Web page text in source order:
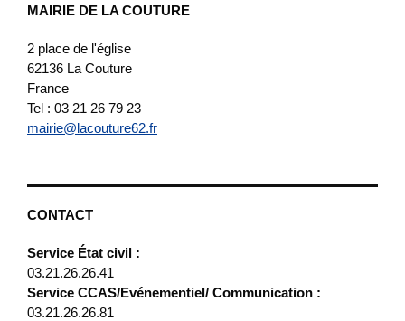
MAIRIE DE LA COUTURE
2 place de l'église
62136 La Couture
France
Tel : 03 21 26 79 23
mairie@lacouture62.fr
CONTACT
Service État civil :
03.21.26.26.41
Service CCAS/Evénementiel/ Communication :
03.21.26.26.81